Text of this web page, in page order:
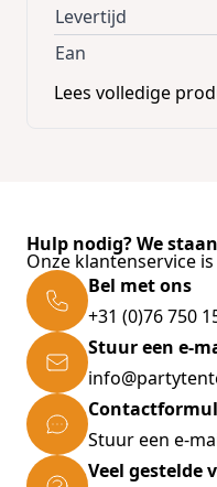
Levertijd
Ean
Lees volledige
Hulp nodig? We
Onze klantenservice
Bel met ons
+31 (0)76 750
Stuur een e-
Stuur een e-
Veel gestelde